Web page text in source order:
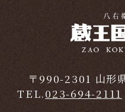
〒990-2301 山形
TEL.023-694-2111